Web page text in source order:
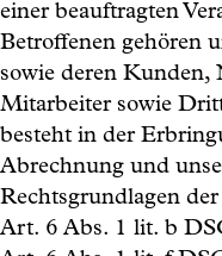
einer beauftragten
Betroffenen gehören
sowie deren Kunden,
Mitarbeiter sowie
besteht in der
Abrechnung und
Rechtsgrundlagen
Art. 6 Abs. 1 lit. b